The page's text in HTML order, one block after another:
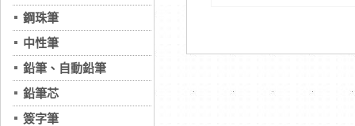
鋼珠筆
中性筆
鉛筆、自動鉛筆
鉛筆芯
簽字筆